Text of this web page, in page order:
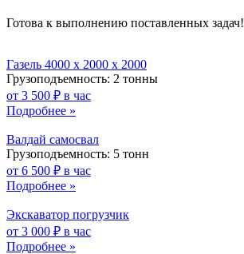
Готова к выполнению поставленных задач!
Газель 4000 x 2000 x 2000
Грузоподъемность: 2 тонны
от 3 500 ₽ в час
Подробнее »
Валдай самосвал
Грузоподъемность: 5 тонн
от 6 500 ₽ в час
Подробнее »
Экскаватор погрузчик
от 3 000 ₽ в час
Подробнее »